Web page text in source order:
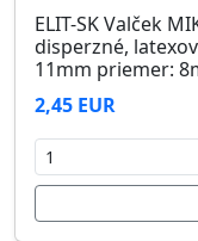
ELIT-SK Valček
disperzné,
11mm priemer:
2,45 EUR